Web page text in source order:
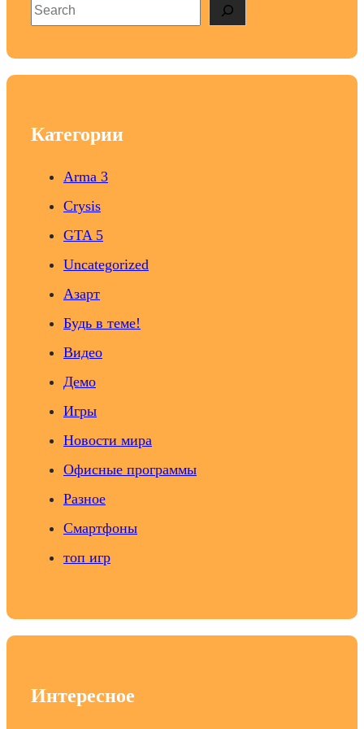
S
e
Категории
Arma 3
Crysis
GTA 5
Uncategorized
Азарт
Будь в теме!
Видео
Демо
Игры
Новости мира
Офисные программы
Разное
Смартфоны
топ игр
Интересное